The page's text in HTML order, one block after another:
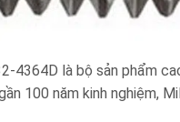
là bộ sản phẩm
100 năm kinh nghiệm,